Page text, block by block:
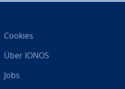
Cookies
Über IONOS
Jobs